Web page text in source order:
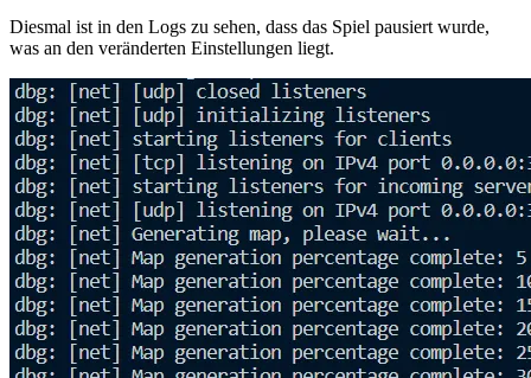
Diesmal ist in den Logs zu sehen, dass das Spiel pausiert wurde,
was an den veränderten Einstellungen liegt.